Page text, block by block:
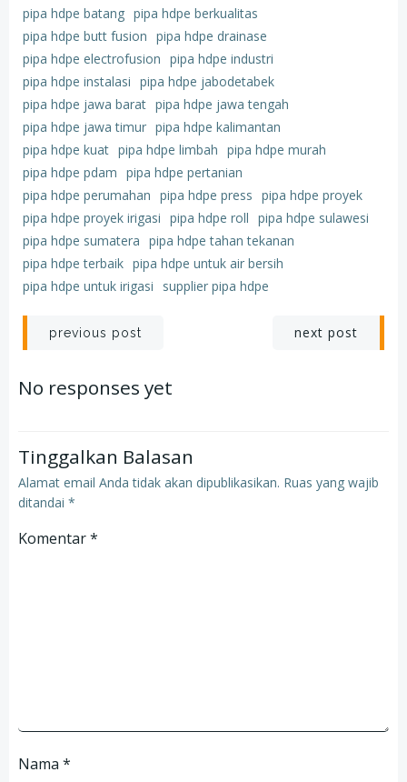
pipa hdpe batang pipa hdpe berkualitas
pipa hdpe butt fusion pipa hdpe drainase
pipa hdpe electrofusion pipa hdpe industri
pipa hdpe instalasi pipa hdpe jabodetabek
pipa hdpe jawa barat pipa hdpe jawa tengah
pipa hdpe jawa timur pipa hdpe kalimantan
pipa hdpe kuat pipa hdpe limbah pipa hdpe murah
pipa hdpe pdam pipa hdpe pertanian
pipa hdpe perumahan pipa hdpe press pipa hdpe proyek
pipa hdpe proyek irigasi pipa hdpe roll pipa hdpe sulawesi
pipa hdpe sumatera pipa hdpe tahan tekanan
pipa hdpe terbaik pipa hdpe untuk air bersih
pipa hdpe untuk irigasi
supplier pipa hdpe
Post
navigation
previous post next post
No responses yet
Tinggalkan Balasan
Alamat email Anda tidak akan dipublikasikan. Ruas yang wajib
ditandai *
Komentar*
Nama *